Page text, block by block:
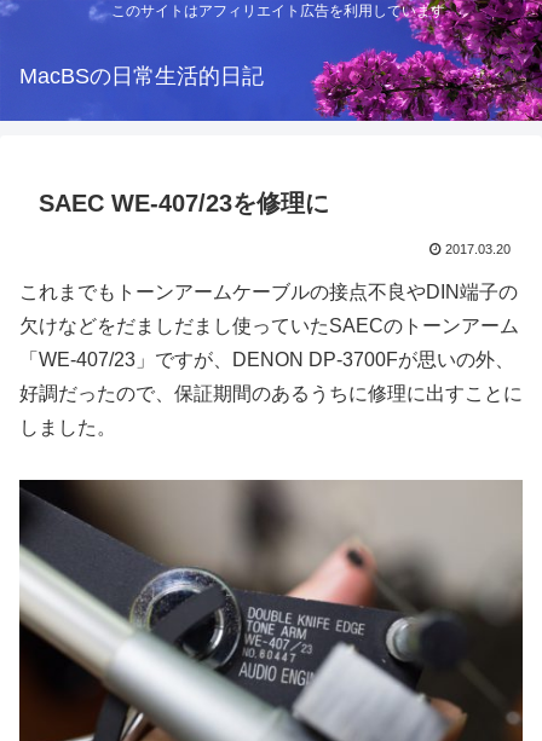
このサイトはアフィリエイト広告を利用しています
MacBSの日常生活的日記
SAEC WE-407/23を修理に
2017.03.20
これまでもトーンアームケーブルの接点不良やDIN端子の
欠けなどをだましだまし使っていたSAECのトーンアーム
「WE-407/23」ですが、DENON DP-3700Fが思いの外、
好調だったので、保証期間のあるうちに修理に出すことに
しました。